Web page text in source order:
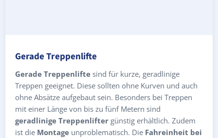
Gerade Treppenlifte
Gerade Treppenlifte sind für kurze, geradlinige
Treppen geeignet. Diese sollten ohne Kurven und auch
ohne Absätze aufgebaut sein. Besonders bei Treppen
mit einer Länge von bis zu fünf Metern sind
geradlinige Treppenlifter günstig erhältlich. Zudem
ist die Montage unproblematisch. Die Fahreinheit bei